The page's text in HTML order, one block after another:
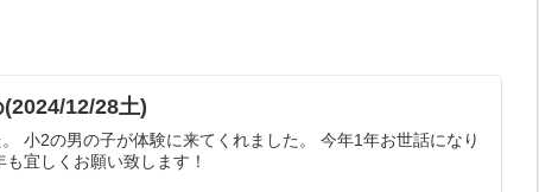
12/28土)
小2の男の子が体験に来てくれました。 今年1年お世話になり
宜しくお願い致します！